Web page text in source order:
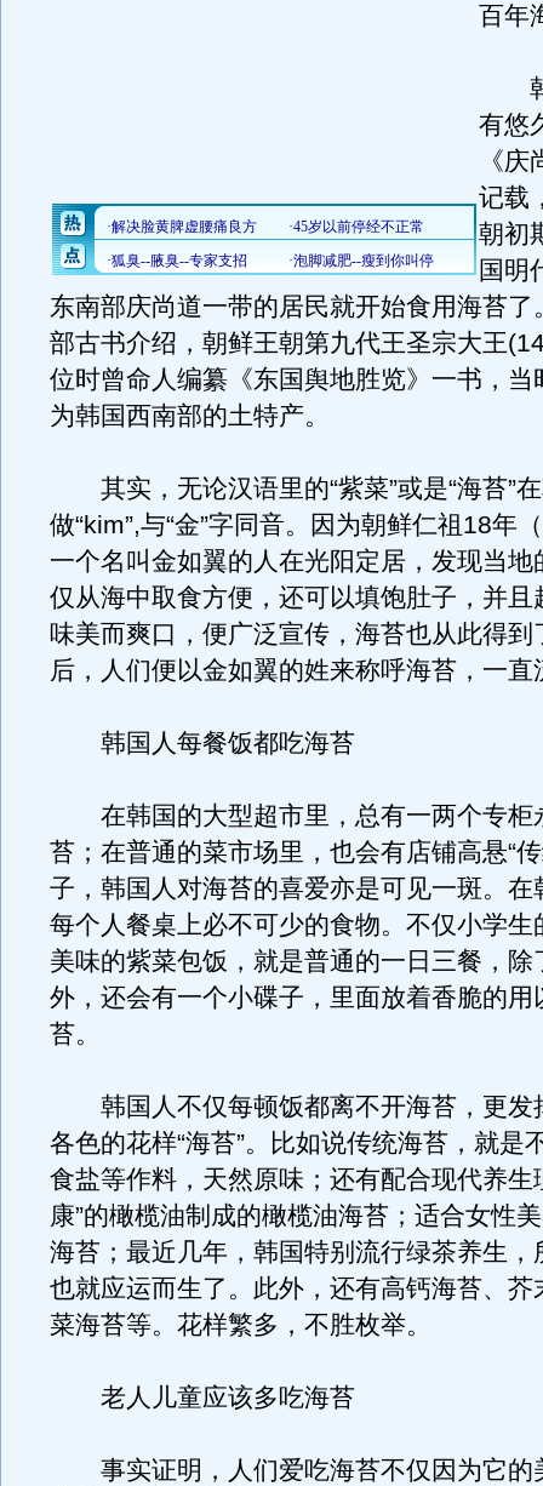
百年
韩
有悠
《
记载
朝初
国明
东南部庆尚道一带的居民就开始食用海苔了
部古书介绍，朝鲜王朝第九代王圣宗大王
位时曾命人编纂《东国舆地胜览》一书，当
为韩国西南部的土特产。
其实，无论汉语里的“紫菜”或是“海苔”
做“kim”,与“金”字同音。因为朝鲜仁祖18年
一个名叫金如翼的人在光阳定居，发现当地
仅从海中取食方便，还可以填饱肚子，并且
味美而爽口，便广泛宣传，海苔也从此得到
后，人们便以金如翼的姓来称呼海苔，一直
韩国人每餐饭都吃海苔
在韩国的大型超市里，总有一两个专柜
苔；在普通的菜市场里，也会有店铺高悬“
子，韩国人对海苔的喜爱亦是可见一斑。在
每个人餐桌上必不可少的食物。不仅小学生
美味的紫菜包饭，就是普通的一日三餐，除
外，还会有一个小碟子，里面放着香脆的用
苔。
韩国人不仅每顿饭都离不开海苔，更发
各色的花样“海苔”。比如说传统海苔，就是
食盐等作料，天然原味；还有配合现代养生
康”的橄榄油制成的橄榄油海苔；适合女性
海苔；最近几年，韩国特别流行绿茶养生，
也就应运而生了。此外，还有高钙海苔、芥
菜海苔等。花样繁多，不胜枚举。
老人儿童应该多吃海苔
事实证明，人们爱吃海苔不仅因为它的